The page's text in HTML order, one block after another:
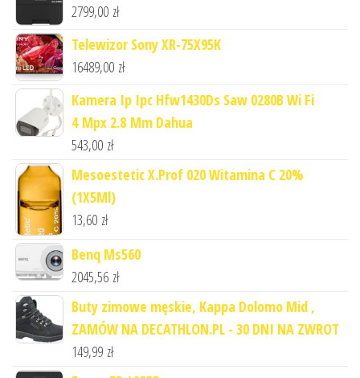
2799,00 zł
Telewizor Sony XR-75X95K
16489,00 zł
Kamera Ip Ipc Hfw1430Ds Saw 0280B Wi Fi
4 Mpx 2.8 Mm Dahua
543,00 zł
Mesoestetic X.Prof 020 Witamina C 20%
(1X5Ml)
13,60 zł
Benq Ms560
2045,56 zł
Buty zimowe męskie, Kappa Dolomo Mid ,
ZAMÓW NA DECATHLON.PL - 30 DNI NA ZWROT
149,99 zł